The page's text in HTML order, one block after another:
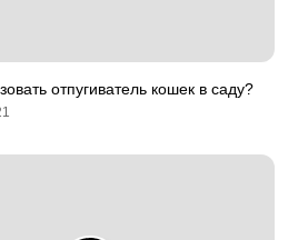
отпугиватель кошек в саду?